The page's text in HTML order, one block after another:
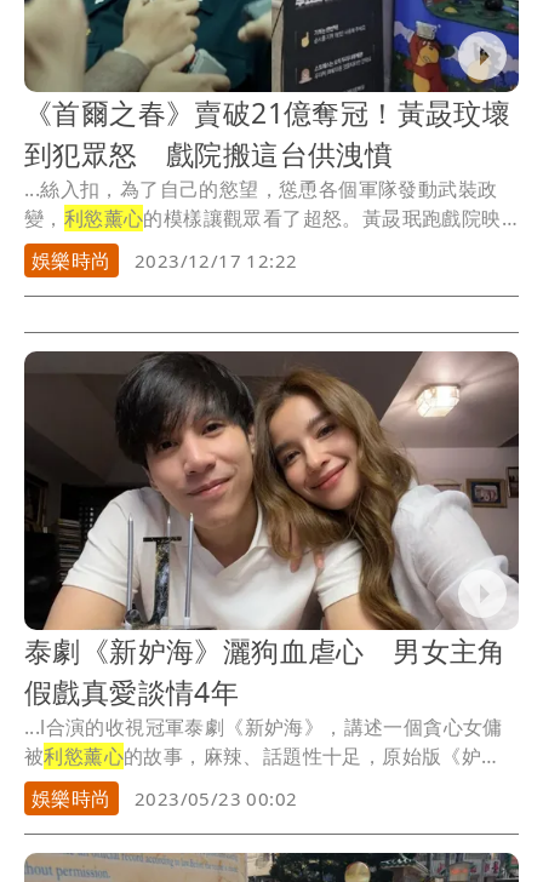
《首爾之春》賣破21億奪冠！黃晸玟壞
到犯眾怒 戲院搬這台供洩憤
...絲入扣，為了自己的慾望，慫恿各個軍隊發動武裝政
變， 利慾薰心的模樣讓觀眾看了超怒。黃晸珉跑戲院映
後打招...
娛樂時尚 2023/12/17 12:22
泰劇《新妒海》灑狗血虐心 男女主角
假戲真愛談情4年
...l合演的收視冠軍泰劇《新妒海》，講述一個貪心女傭
被利慾薰心的故事，麻辣、話題性十足，原始版《妒
海》本...
娛樂時尚 2023/05/23 00:02